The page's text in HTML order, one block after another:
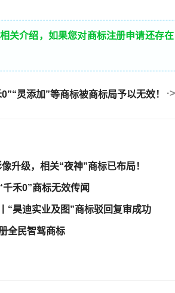
关介绍，如果您对商标注册申请还存在
灵添加”等商标被商标局予以无效！
升级，相关“夜神”商标已布局！
禾0”商标无效传闻
“昊迪实业及图”商标驳回复审成功
全民智驾商标